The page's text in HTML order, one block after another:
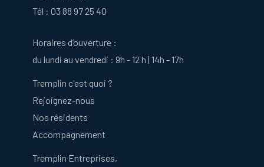
Tél : 03 88 97 25 40
Horaires d’ouverture :
du lundi au vendredi : 9h - 12 h | 14h - 17h
Tremplin c'est quoi ?
Rejoignez-nous
Nos résidents
Accompagnement
Tremplin Entreprises,